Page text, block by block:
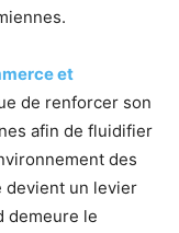
et
de renforcer son
afin de fluidifier
des
devient un levier
demeure le